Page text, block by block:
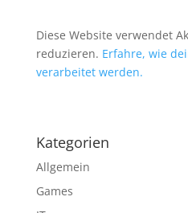
Diese Website verwendet
reduzieren. Erfahre, wie
verarbeitet werden.
Kategorien
Allgemein
Games